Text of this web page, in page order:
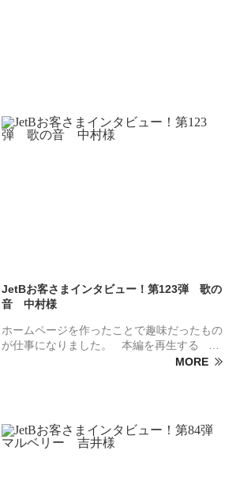
JetBお客さまインタビュー！第123弾 歌の
音 中村様
ホームページを作ったことで趣味だったもの
が仕事になりました。 本編を再生する …
MORE